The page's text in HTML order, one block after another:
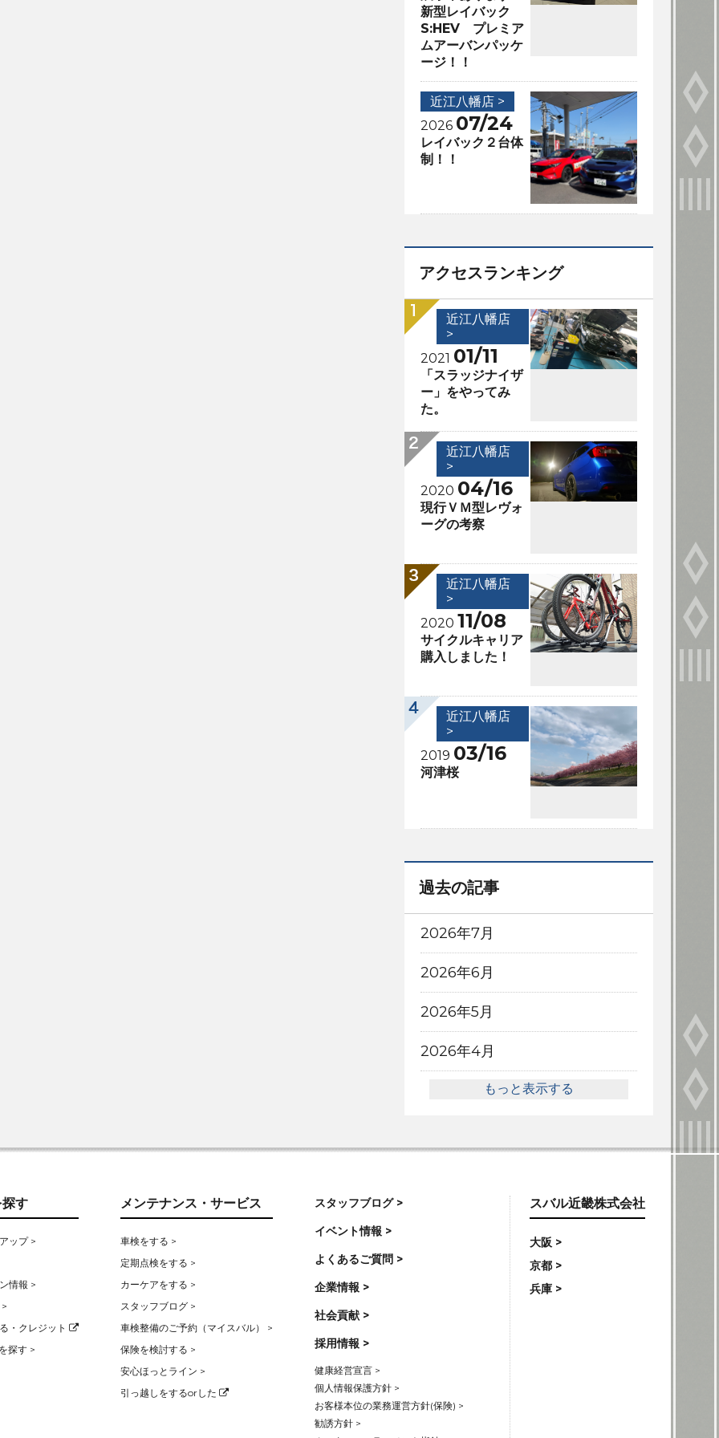
新型レイバック
S:HEV プレミア
ムアーバンパッケ
ージ！！
近江八幡店 >
2026 07/24
レイバック２台体
制！！
アクセスランキング
近江八幡店
>
2021 01/11
「スラッジナイザ
ー」をやってみ
た。
近江八幡店
>
2020 04/16
現行ＶＭ型レヴォ
ーグの考察
近江八幡店
>
2020 11/08
サイクルキャリア
購入しました！
近江八幡店
>
2019 03/16
河津桜
過去の記事
2026年7月
2026年6月
2026年5月
2026年4月
もっと表示する
す
ップ >
情報 >
・クレジット
探す >
メンテナンス・サービス
車検をする >
定期点検をする >
カーケアをする >
スタッフブログ >
車検整備のご予約（マイスバル） >
保険を検討する >
安心ほっとライン >
引っ越しをするorした
スタッフブログ >
イベント情報 >
よくあるご質問 >
企業情報 >
社会貢献 >
採用情報 >
健康経営宣言 >
個人情報保護方針 >
お客様本位の業務運営方針(保険) >
勧誘方針 >
スバル近畿株式会社
大阪 >
京都 >
兵庫 >